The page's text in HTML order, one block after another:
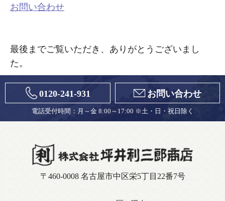
お問い合わせ
最後までご覧いただき、ありがとうございまし
た。
0120-241-931 お問い合わせ
電話受付時間：月～金 8:00～17:00 ※土・日・祝日除く
〒460-0008 名古屋市中区栄5丁目22番7号